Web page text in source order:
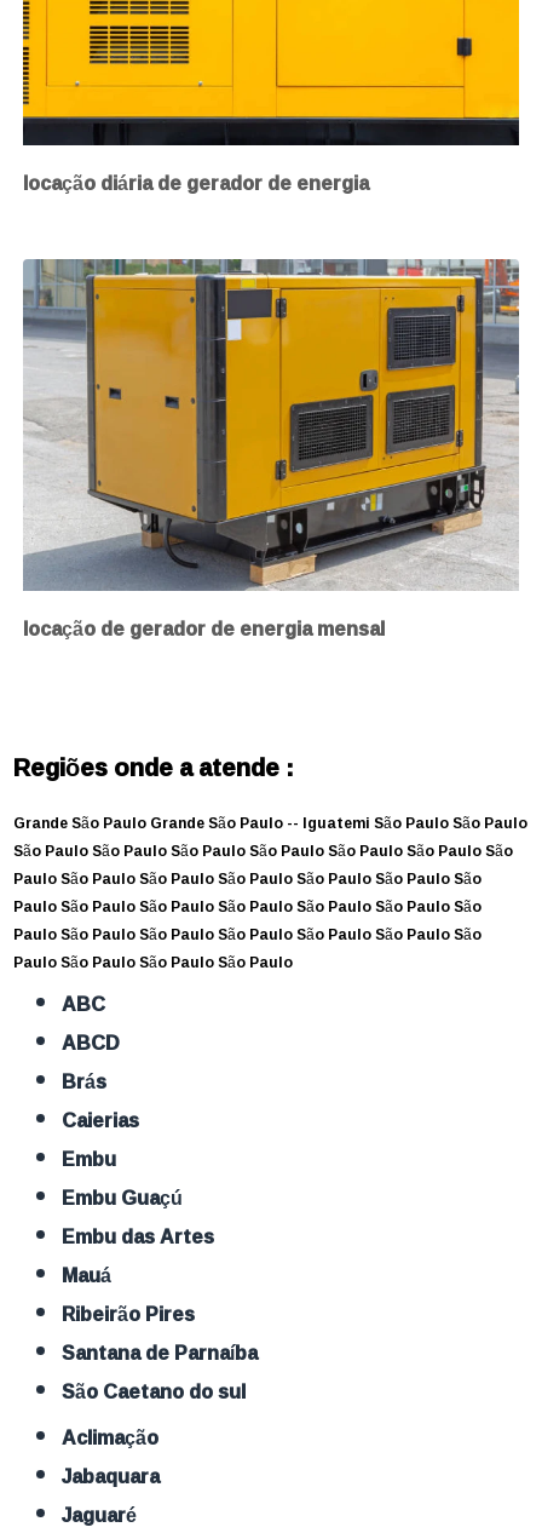
locação diária de gerador de energia
locação de gerador de energia mensal
Regiões onde a atende :
Grande São PauloGrande São Paulo -- IguatemiSão PauloSão Paulo
São PauloSão PauloSão PauloSão PauloSão PauloSão PauloSão
PauloSão PauloSão PauloSão PauloSão PauloSão PauloSão
PauloSão PauloSão PauloSão PauloSão PauloSão PauloSão
PauloSão PauloSão PauloSão PauloSão PauloSão PauloSão
PauloSão PauloSão PauloSão Paulo
ABC
ABCD
Brás
Caierias
Embu
Embu Guaçú
Embu das Artes
Mauá
Ribeirão Pires
Santana de Parnaíba
São Caetano do sul
Aclimação
Jabaquara
Jaguaré